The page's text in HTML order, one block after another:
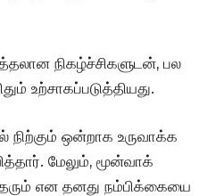
நிகழ்ச்சிகளுடன், பல
உற்சாகப்படுத்தியது.
ஒன்றாக உருவாக்க
மேலும், மூன்வாக்
தரும் என தனது நம்பிக்கையை